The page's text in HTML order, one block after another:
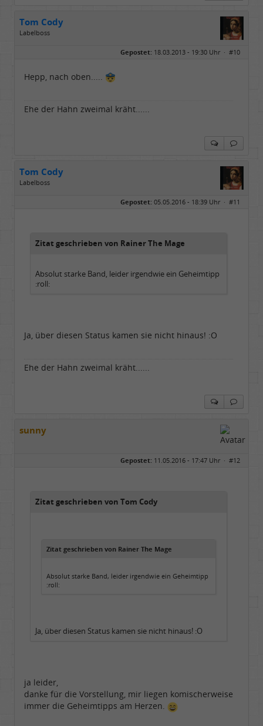
Tom Cody
Labelboss
Dabei seit:
11 / 2006
Gepostet: 18.03.2013 - 19:30 Uhr · #10
Hepp, nach oben.....
Ehe der Hahn zweimal kräht......
Tom Cody
Labelboss
Gepostet: 05.05.2016 - 18:39 Uhr · #11
Zitat geschrieben von Rainer The Mage
Absolut starke Band, leider irgendwie ein Geheimtipp
:roll:
Ja, über diesen Status kamen sie nicht hinaus! :O
Ehe der Hahn zweimal kräht......
sunny
Gepostet: 11.05.2016 - 17:47 Uhr · #12
Zitat geschrieben von Tom Cody
Zitat geschrieben von Rainer The Mage
Absolut starke Band, leider irgendwie ein Geheimtipp
:roll:
Ja, über diesen Status kamen sie nicht hinaus! :O
ja leider,
danke für die Vorstellung, mir liegen komischerweise
immer die Geheimtipps am Herzen.